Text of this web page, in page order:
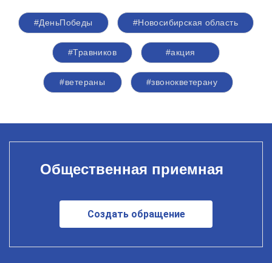
#ДеньПобеды #Новосибирская область
#Травников #акция
#ветераны #звонокветерану
Общественная приемная
Создать обращение